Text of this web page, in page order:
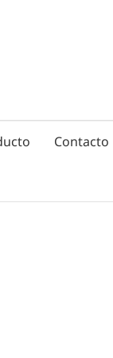
Contacto